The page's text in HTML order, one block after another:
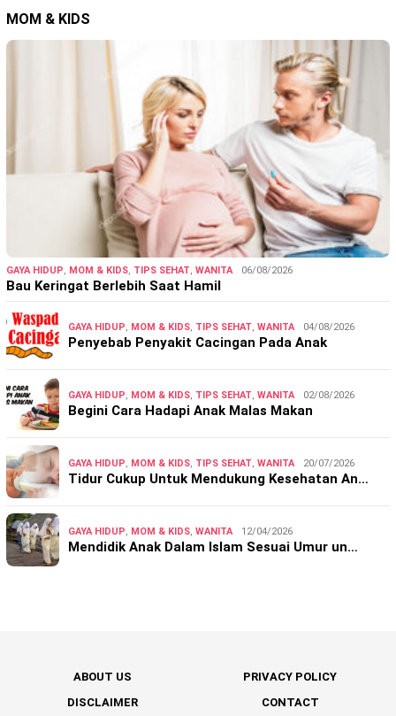
MOM & KIDS
GAYA HIDUP, MOM & KIDS, TIPS SEHAT, WANITA 06/08/2026
Bau Keringat Berlebih Saat Hamil
GAYA HIDUP, MOM & KIDS, TIPS SEHAT, WANITA 04/08/2026
Penyebab Penyakit Cacingan Pada Anak
GAYA HIDUP, MOM & KIDS, TIPS SEHAT, WANITA 02/08/2026
Begini Cara Hadapi Anak Malas Makan
GAYA HIDUP, MOM & KIDS, TIPS SEHAT, WANITA 20/07/2026
Tidur Cukup Untuk Mendukung Kesehatan An…
GAYA HIDUP, MOM & KIDS, WANITA 12/04/2026
Mendidik Anak Dalam Islam Sesuai Umur un…
ABOUT US
PRIVACY POLICY
DISCLAIMER
CONTACT